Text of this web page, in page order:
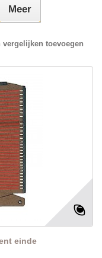
Meer
vergelijken toevoegen
einde